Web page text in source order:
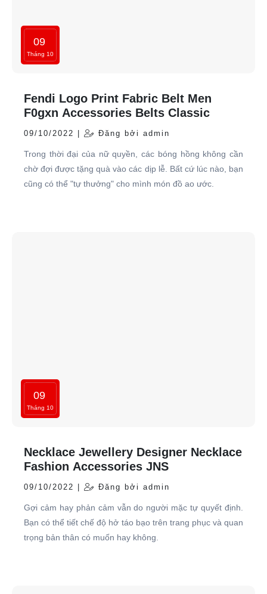
09
Tháng 10
Fendi Logo Print Fabric Belt Men
F0gxn Accessories Belts Classic
09/10/2022 | Đăng bởi admin
Trong thời đại của nữ quyền, các bóng hồng không cần
chờ đợi được tặng quà vào các dịp lễ. Bất cứ lúc nào, bạn
cũng có thể "tự thưởng" cho mình món đồ ao ước.
09
Tháng 10
Necklace Jewellery Designer Necklace
Fashion Accessories JNS
09/10/2022 | Đăng bởi admin
Gợi cảm hay phản cảm vẫn do người mặc tự quyết định.
Bạn có thể tiết chế độ hở táo bạo trên trang phục và quan
trọng bản thân có muốn hay không.